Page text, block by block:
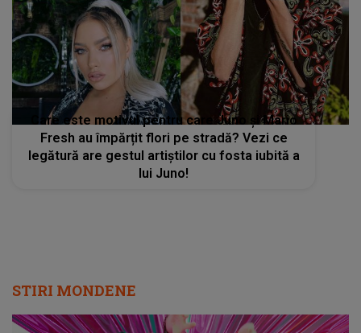
Care este motivul pentru care Juno și Mario
Fresh au împărțit flori pe stradă? Vezi ce
legătură are gestul artiștilor cu fosta iubită a
lui Juno!
STIRI MONDENE